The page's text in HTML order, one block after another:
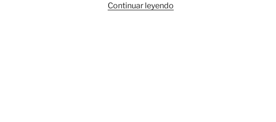
Continuar leyendo